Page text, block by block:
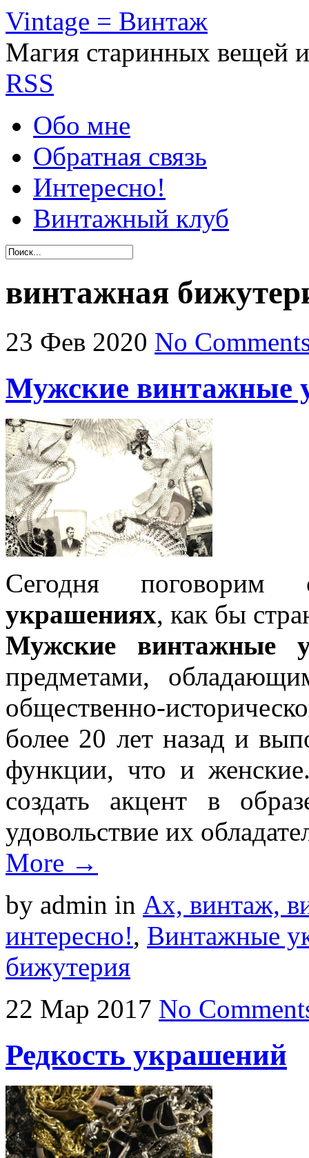
Vintage = Винтаж
Магия старинных вещей
RSS
Обо мне
Обратная связь
Интересно!
Винтажный клуб
винтажная
23 Фев 2020 No
Мужские винтажные
Сегодня
украшениях, как бы
Мужские винтажные
предметами,
общественно-
более 20 лет назад и
функции, что и
создать акцент в
удовольствие их
More →
by admin in Ах, винтаж,
интересно!, Винтажные
бижутерия
22 Мар 2017 No
Редкость украшений